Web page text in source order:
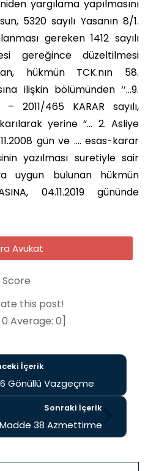
yargılama yapılmasını
5320 sayılı Yasanın 8/1.
gereken 1412 sayılı
gereğince düzeltilmesi
hükmün TCK.nın 58.
ilişkin bölümünden ‘‘…9.
– 2011/465 KARAR sayılı,
yerine “… 2. Asliye
gün ve …. esas-karar
yazılması suretiyle sair
uygun bulunan hükmün
04.11.2019 gününde
Avukat
this post!
0 Average: 0]
İçerik
Gönüllü Vazgeçme
Sonraki İçerik
38 Azmettirme